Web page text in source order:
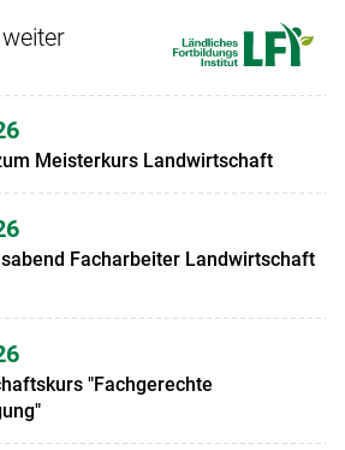
Meisterkurs Landwirtschaft
Facharbeiter Landwirtschaft
"Fachgerechte